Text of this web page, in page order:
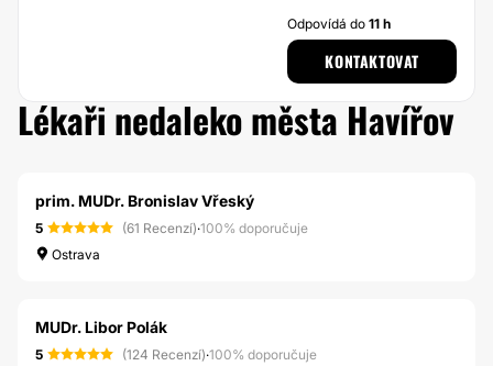
Odpovídá do11 h
KONTAKTOVAT
Lékaři nedaleko města Havířov
prim. MUDr. Bronislav Vřeský
5 (61 Recenzí)·100% doporučuje
Ostrava
MUDr. Libor Polák
5 (124 Recenzí)·100% doporučuje